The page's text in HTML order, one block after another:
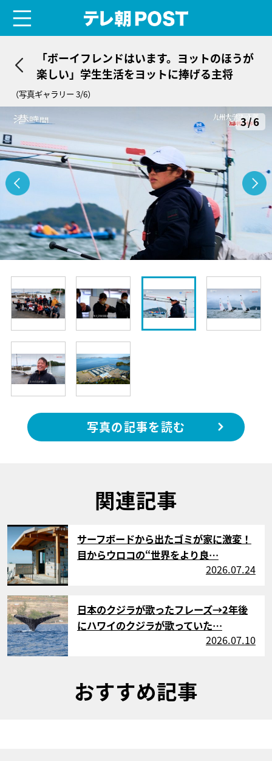
「ボーイフレンドはいます。ヨットのほうが
楽しい」学生生活をヨットに捧げる主将
（写真ギャラリー 3/6）
3/6
写真の記事を読む
関連記事
サムネイル
サーフボードから出たゴミが家に激変！
目からウロコの“世界をより良…
2026.07.24
サムネイル
日本のクジラが歌ったフレーズ→2年後
にハワイのクジラが歌っていた…
2026.07.10
おすすめ記事